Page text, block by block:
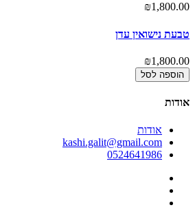
₪1,800.00
טבעת נישואין עדן
₪1,800.00
הוספה לסל
אודות
אודות
kashi.galit@gmail.com
0524641986